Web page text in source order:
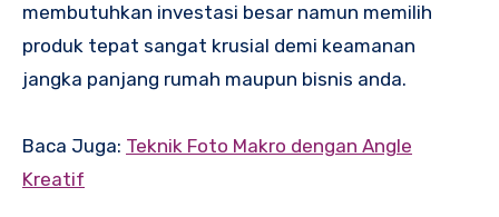
membutuhkan investasi besar namun memilih
produk tepat sangat krusial demi keamanan
jangka panjang rumah maupun bisnis anda.
Baca Juga: Teknik Foto Makro dengan Angle
Kreatif